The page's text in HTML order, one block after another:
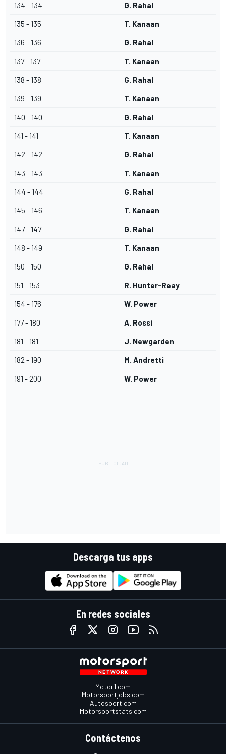
134 - 134 G. Rahal
135 - 135 T. Kanaan
136 - 136 G. Rahal
137 - 137 T. Kanaan
138 - 138 G. Rahal
139 - 139 T. Kanaan
140 - 140 G. Rahal
141 - 141 T. Kanaan
142 - 142 G. Rahal
143 - 143 T. Kanaan
144 - 144 G. Rahal
145 - 146 T. Kanaan
147 - 147 G. Rahal
148 - 149 T. Kanaan
150 - 150 G. Rahal
151 - 153 R. Hunter-Reay
154 - 176 W. Power
177 - 180 A. Rossi
181 - 181 J. Newgarden
182 - 190 M. Andretti
191 - 200 W. Power
Descarga tus apps
En redes sociales
Motor1.com
Motorsportjobs.com
Autosport.com
Motorsportstats.com
Contáctenos